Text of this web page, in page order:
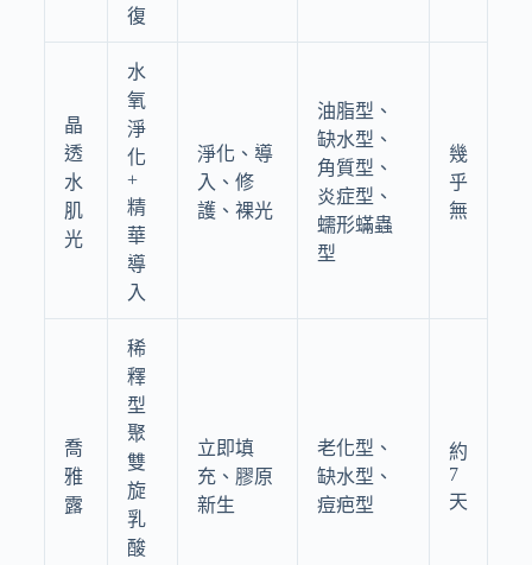
復
晶
透
水
肌
光
水
氧
淨
化
+
精
華
導
入
淨化、導
入、修
護、裸光
油脂型、
缺水型、
角質型、
炎症型、
蠕形蟎蟲
型
幾
乎
無
喬
雅
露
稀
釋
型
聚
雙
旋
乳
酸
立即填
充、膠原
新生
老化型、
缺水型、
痘疤型
約
7
天